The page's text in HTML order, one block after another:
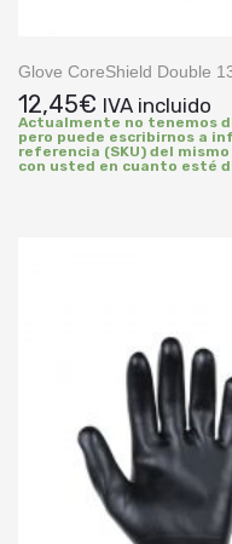
Glove CoreShield Double
12,45€ IVA incluido
Actualmente no tenemos
pero puede escribirnos a
referencia (SKU) del
con usted en cuanto esté